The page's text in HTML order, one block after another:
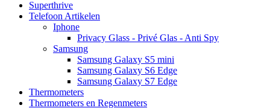
Superthrive
Telefoon Artikelen
Iphone
Privacy Glass - Privé Glas - Anti Spy
Samsung
Samsung Galaxy S5 mini
Samsung Galaxy S6 Edge
Samsung Galaxy S7 Edge
Thermometers
Thermometers en Regenmeters